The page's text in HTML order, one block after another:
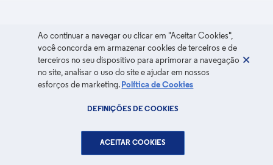
Ao continuar a navegar ou clicar em "Aceitar Cookies",
você concorda em armazenar cookies de terceiros e de
terceiros no seu dispositivo para aprimorar a navegação
no site, analisar o uso do site e ajudar em nossos
esforços de marketing. Política de Cookies
DEFINIÇÕES DE COOKIES
ACEITAR COOKIES